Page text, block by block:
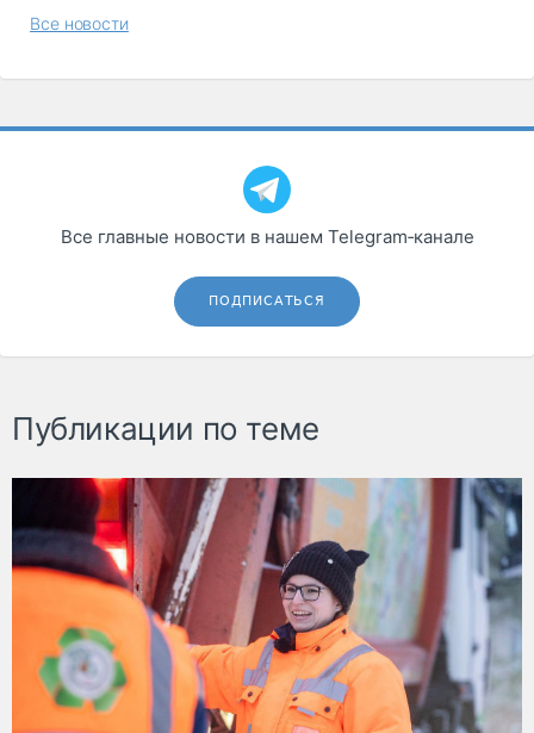
Все новости
Все главные новости в нашем Telegram‑канале
ПОДПИСАТЬСЯ
Публикации по теме